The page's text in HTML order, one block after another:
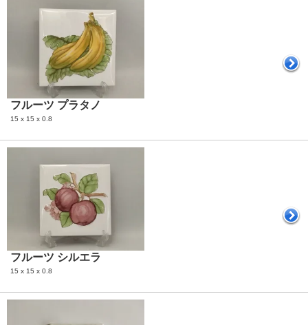
フルーツ プラタノ
15 x 15 x 0.8
フルーツ シルエラ
15 x 15 x 0.8